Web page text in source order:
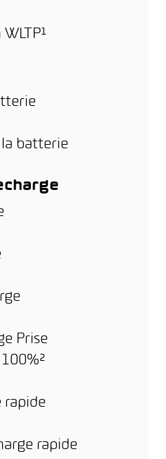
batterie
Prise
rapide
rapide